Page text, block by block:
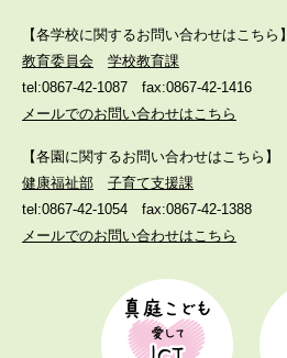
【各学校に関するお問い合わせはこちら】
教育委員会
学校教育課
tel:0867-42-1087
fax:0867-42-1416
メールでのお問い合わせはこちら
【各園に関するお問い合わせはこちら】
健康福祉部
子育て支援課
tel:0867-42-1054
fax:0867-42-1388
メールでのお問い合わせはこちら